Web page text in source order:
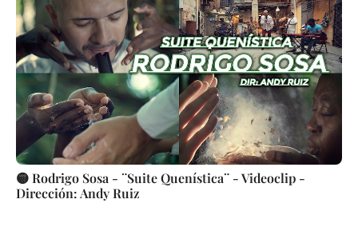
🟡 Rodrigo Sosa - ¨Suite Quenística¨ - Videoclip -
Dirección: Andy Ruiz